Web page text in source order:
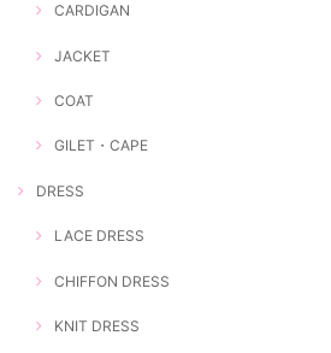
CARDIGAN
JACKET
COAT
GILET・CAPE
DRESS
LACE DRESS
CHIFFON DRESS
KNIT DRESS